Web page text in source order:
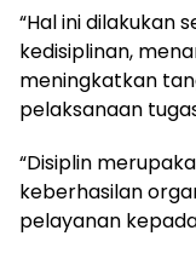
“Hal ini dilakukan
kedisiplinan,
meningkatkan
pelaksanaan
“Disiplin
keberhasilan
pelayanan